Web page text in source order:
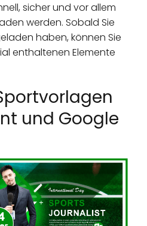
sicher und vor allem
werden. Sobald Sie
haben, können Sie
enthaltenen Elemente
und Google